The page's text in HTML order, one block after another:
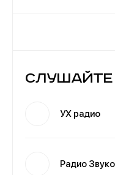
УХ радио
Радио